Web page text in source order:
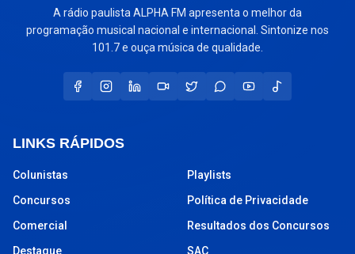
A rádio paulista ALPHA FM apresenta o melhor da
programação musical nacional e internacional. Sintonize nos
101.7 e ouça música de qualidade.
LINKS RÁPIDOS
Colunistas
Concursos
Comercial
Destaque
Playlists
Política de Privacidade
Resultados dos Concursos
SAC